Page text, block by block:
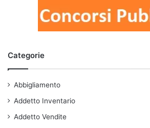
Categorie
Abbigliamento
Addetto Inventario
Addetto Vendite